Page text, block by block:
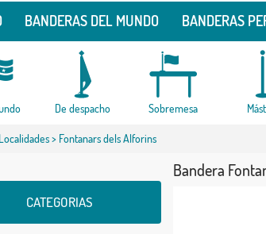
BANDERAS DEL MUNDO BANDERAS
De despacho Sobremesa
Localidades> Fontanars dels Alforins
CATEGORIAS
Bandera